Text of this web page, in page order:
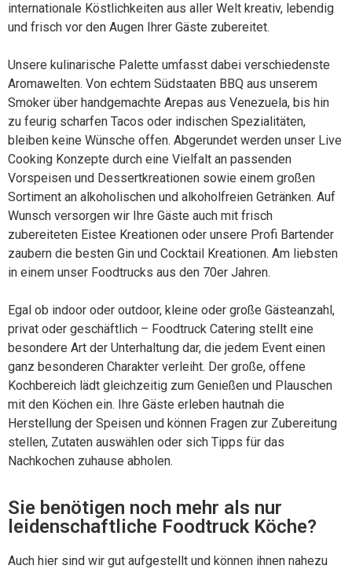
internationale Köstlichkeiten aus aller Welt kreativ, lebendig
und frisch vor den Augen Ihrer Gäste zubereitet.
Unsere kulinarische Palette umfasst dabei verschiedenste
Aromawelten. Von echtem Südstaaten BBQ aus unserem
Smoker über handgemachte Arepas aus Venezuela, bis hin
zu feurig scharfen Tacos oder indischen Spezialitäten,
bleiben keine Wünsche offen. Abgerundet werden unser Live
Cooking Konzepte durch eine Vielfalt an passenden
Vorspeisen und Dessertkreationen sowie einem großen
Sortiment an alkoholischen und alkoholfreien Getränken. Auf
Wunsch versorgen wir Ihre Gäste auch mit frisch
zubereiteten Eistee Kreationen oder unsere Profi Bartender
zaubern die besten Gin und Cocktail Kreationen. Am liebsten
in einem unser Foodtrucks aus den 70er Jahren.
Egal ob indoor oder outdoor, kleine oder große Gästeanzahl,
privat oder geschäftlich – Foodtruck Catering stellt eine
besondere Art der Unterhaltung dar, die jedem Event einen
ganz besonderen Charakter verleiht. Der große, offene
Kochbereich lädt gleichzeitig zum Genießen und Plauschen
mit den Köchen ein. Ihre Gäste erleben hautnah die
Herstellung der Speisen und können Fragen zur Zubereitung
stellen, Zutaten auswählen oder sich Tipps für das
Nachkochen zuhause abholen.
Sie benötigen noch mehr als nur
leidenschaftliche Foodtruck Köche?
Auch hier sind wir gut aufgestellt und können ihnen nahezu